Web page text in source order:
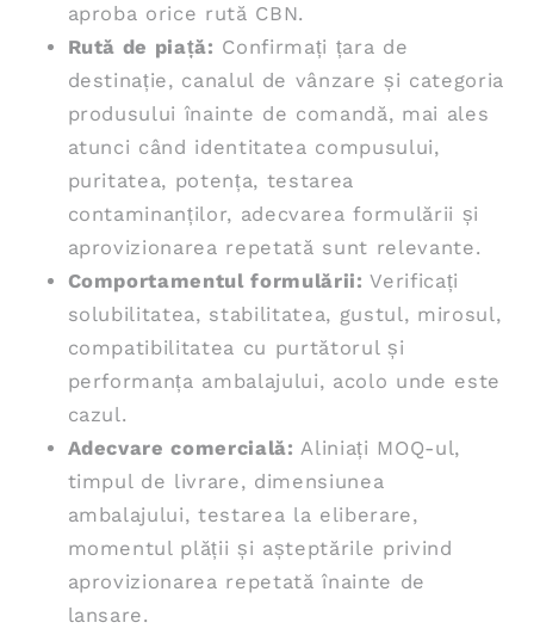
aproba orice rută CBN.
Rută de piață: Confirmați țara de
destinație, canalul de vânzare și categoria
produsului înainte de comandă, mai ales
atunci când identitatea compusului,
puritatea, potența, testarea
contaminanților, adecvarea formulării și
aprovizionarea repetată sunt relevante.
Comportamentul formulării: Verificați
solubilitatea, stabilitatea, gustul, mirosul,
compatibilitatea cu purtătorul și
performanța ambalajului, acolo unde este
cazul.
Adecvare comercială: Aliniați MOQ-ul,
timpul de livrare, dimensiunea
ambalajului, testarea la eliberare,
momentul plății și așteptările privind
aprovizionarea repetată înainte de
lansare.